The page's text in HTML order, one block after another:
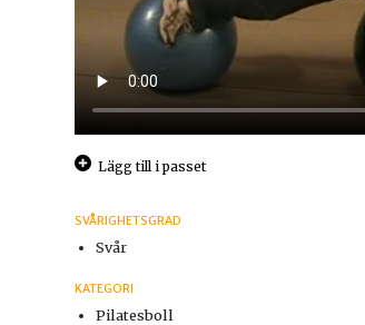
Lägg till i passet
SVÅRIGHETSGRAD
Svår
KATEGORI
Pilatesboll